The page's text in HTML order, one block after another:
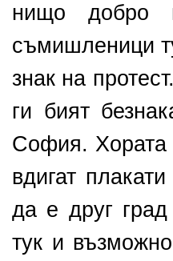
нищо добро
съмишленици
знак на
ги бият
София. Хората
вдигат
да е друг
тук и